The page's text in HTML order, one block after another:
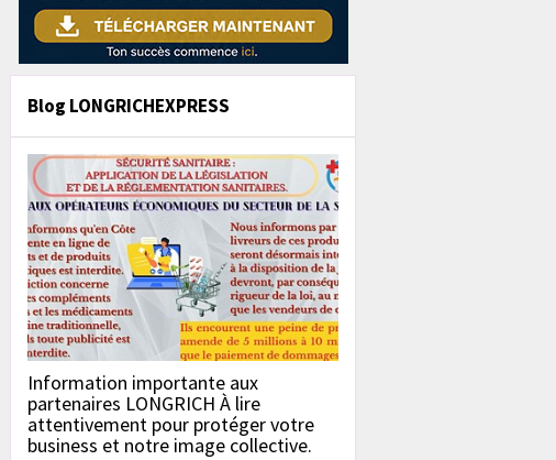
Blog LONGRICHEXPRESS
Information importante aux
partenaires LONGRICH À lire
attentivement pour protéger votre
business et notre image collective.